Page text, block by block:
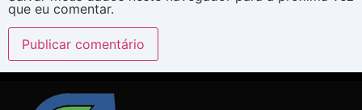
que eu comentar.